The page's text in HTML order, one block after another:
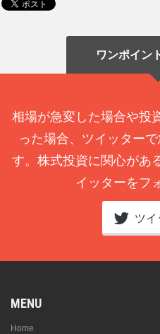
ワンポイン
相場が急変した場合や投
った場合、ツイッター
す。株式投資に関心があ
イッターをフ
ツイ
MENU
Home